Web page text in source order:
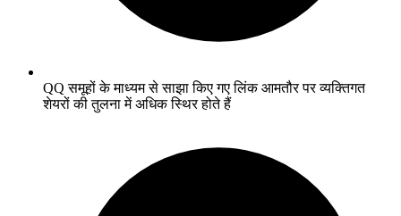
QQ समूहों के माध्यम से साझा किए गए लिंक आमतौर पर व्यक्तिगत
शेयरों की तुलना में अधिक स्थिर होते हैं